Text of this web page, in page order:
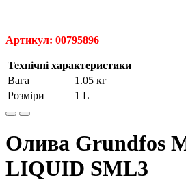
Артикул: 00795896
Технічні характеристики
Вага
1.05 кг
Розміри
1 L
Олива Grundfos
LIQUID SML3